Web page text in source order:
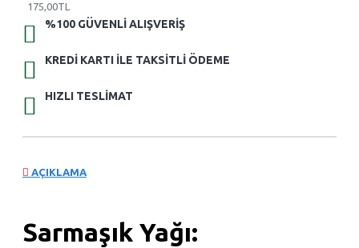
175,00TL
%100 GÜVENLI ALIŞVERIŞ
KREDI KARTI ILE TAKSITLI ÖDEME
HIZLI TESLIMAT
AÇIKLAMA
Sarmaşık Yağı: